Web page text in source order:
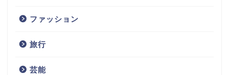
ファッション
旅行
芸能